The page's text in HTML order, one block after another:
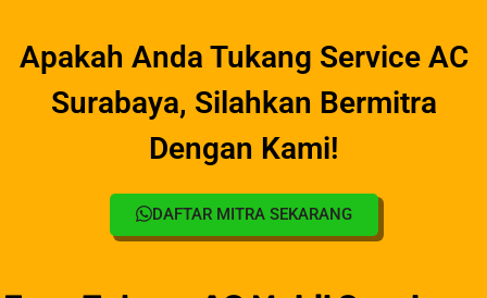
Apakah Anda Tukang Service AC
Surabaya, Silahkan Bermitra
Dengan Kami!
DAFTAR MITRA SEKARANG